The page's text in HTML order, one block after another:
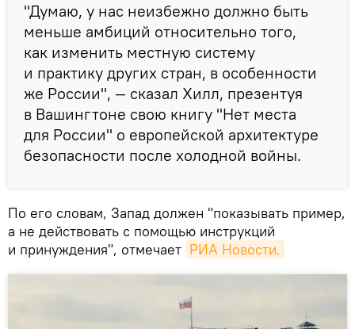
"Думаю, у нас неизбежно должно быть
меньше амбиций относительно того,
как изменить местную систему
и практику других стран, в особенности
же России", — сказал Хилл, презентуя
в Вашингтоне свою книгу "Нет места
для России" о европейской архитектуре
безопасности после холодной войны.
По его словам, Запад должен "показывать пример,
а не действовать с помощью инструкций
и принуждения", отмечает РИА Новости.